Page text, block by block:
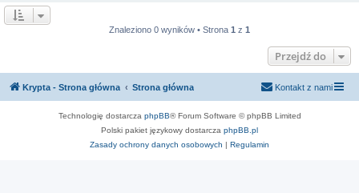
Znaleziono 0 wyników • Strona 1 z 1
Przejdź do
Krypta - Strona główna Strona główna Kontakt z nami
Technologię dostarcza phpBB® Forum Software © phpBB Limited
Polski pakiet językowy dostarcza phpBB.pl
Zasady ochrony danych osobowych | Regulamin